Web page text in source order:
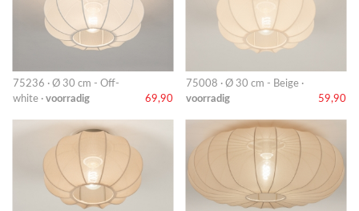
75236 · Ø 30 cm - Off-
white · voorradig 69,90
75008 · Ø 30 cm - Beige ·
voorradig
59,90